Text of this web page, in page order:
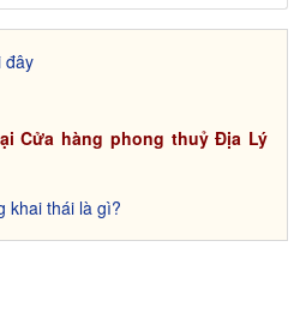
đây
Cửa hàng phong thuỷ Địa Lý
khai thái là gì?